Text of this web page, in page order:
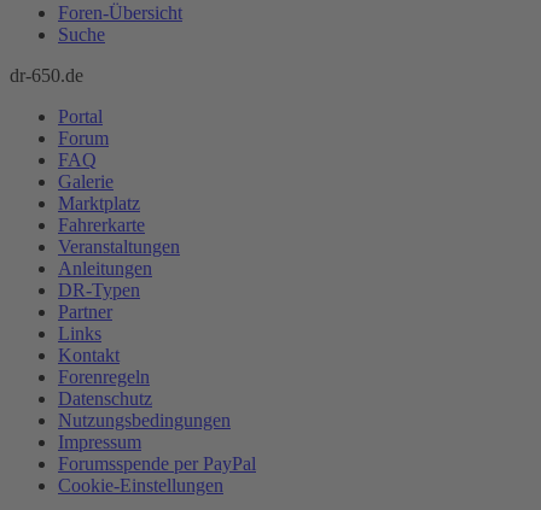
Foren-Übersicht
Suche
dr-650.de
Portal
Forum
FAQ
Galerie
Marktplatz
Fahrerkarte
Veranstaltungen
Anleitungen
DR-Typen
Partner
Links
Kontakt
Forenregeln
Datenschutz
Nutzungsbedingungen
Impressum
Forumsspende per PayPal
Cookie-Einstellungen